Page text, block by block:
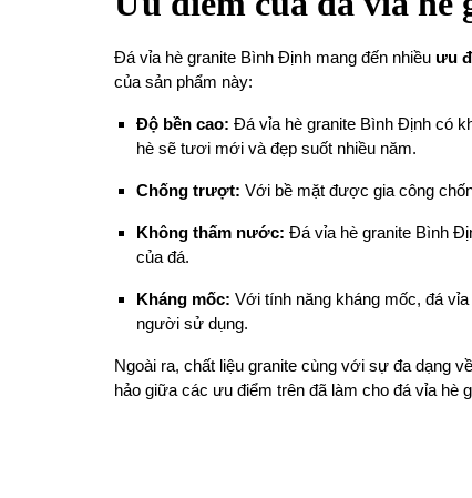
Đá vỉa hè granite Bình Định mang đến nhiều ưu
của sản phẩm này:
Độ bền cao: Đá vỉa hè granite Bình Định có
hè sẽ tươi mới và đẹp suốt nhiều năm.
Chống trượt: Với bề mặt được gia công
Không thấm nước: Đá vỉa hè granite Bình
của đá.
Kháng mốc: Với tính năng kháng mốc, đá
người sử dụng.
Ngoài ra, chất liệu granite cùng với sự đa dạng
hảo giữa các ưu điểm trên đã làm cho đá vỉa